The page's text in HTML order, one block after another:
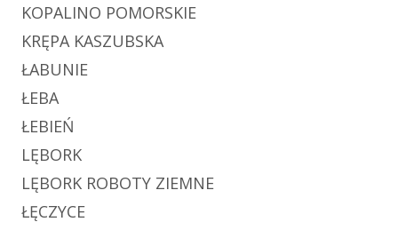
KOPALINO POMORSKIE
KRĘPA KASZUBSKA
ŁABUNIE
ŁEBA
ŁEBIEŃ
LĘBORK
LĘBORK ROBOTY ZIEMNE
ŁĘCZYCE